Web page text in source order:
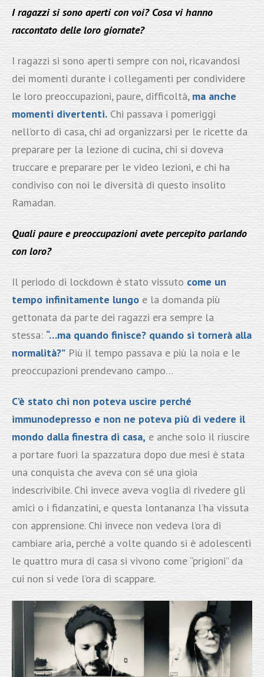
I ragazzi si sono aperti con voi? Cosa vi hanno
raccontato delle loro giornate?
I ragazzi si sono aperti sempre con noi, ricavandosi
dei momenti durante i collegamenti per condividere
le loro preoccupazioni, paure, difficoltà,ma anche
momenti divertenti. Chi passava i pomeriggi
nell’orto di casa, chi ad organizzarsi per le ricette da
preparare per la lezione di cucina, chi si doveva
truccare e preparare per le video lezioni, e chi ha
condiviso con noi le diversità di questo insolito
Ramadan.
Quali paure e preoccupazioni avete percepito parlando
con loro?
Il periodo di lockdown è stato vissuto come un
tempo infinitamente lungoe la domanda più
gettonata da parte dei ragazzi era sempre la
stessa: “…ma quando finisce? quando si tornerà alla
normalità?”Più il tempo passava e più la noia e le
preoccupazioni prendevano campo…
C’è stato chi non poteva uscire perché
immunodepresso e non ne poteva più di vedere il
mondo dalla finestra di casa, e anche solo il riuscire
a portare fuori la spazzatura dopo due mesi è stata
una conquista che aveva con sé una gioia
indescrivibile. Chi invece aveva voglia di rivedere gli
amici o i fidanzatini, e questa lontananza l’ha vissuta
con apprensione. Chi invece non vedeva l’ora di
cambiare aria, perché a volte quando si è adolescenti
le quattro mura di casa si vivono come “prigioni” da
cui non si vede l’ora di scappare.